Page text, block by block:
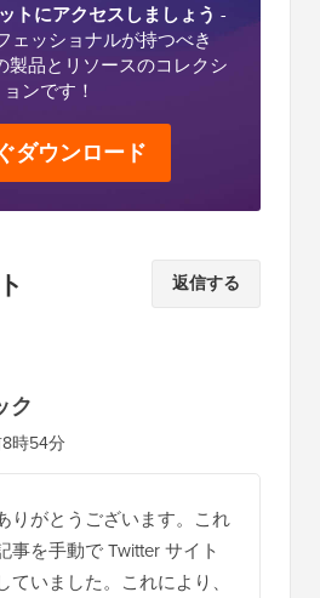
トにアクセスしましょう -
ェッショナルが持つべき
製品とリソースのコレクシ
ョンです！
ダウンロード
返信する
ク
時54分
りがとうございます。これ
事を手動で Twitter サイト
ていました。これにより、